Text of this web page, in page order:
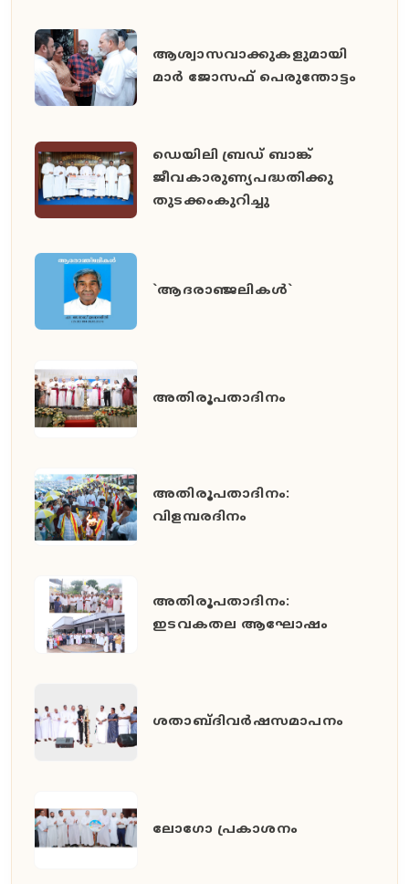
ആശ്വാസവാക്കുകളുമായി
മാർ ജോസഫ് പെരുന്തോട്ടം
ഡെയിലി ബ്രഡ് ബാങ്ക്
ജീവകാരുണ്യപദ്ധതിക്കു
തുടക്കംകുറിച്ചു
`ആദരാഞ്ജലികൾ`
അതിരൂപതാദിനം
അതിരൂപതാദിനം:
വിളമ്പരദിനം
അതിരൂപതാദിനം:
ഇടവകതല ആഘോഷം
ശതാബ്ദിവർഷസമാപനം
ലോഗോ പ്രകാശനം